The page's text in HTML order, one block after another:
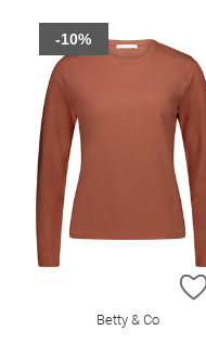
Betty & Co
-10%